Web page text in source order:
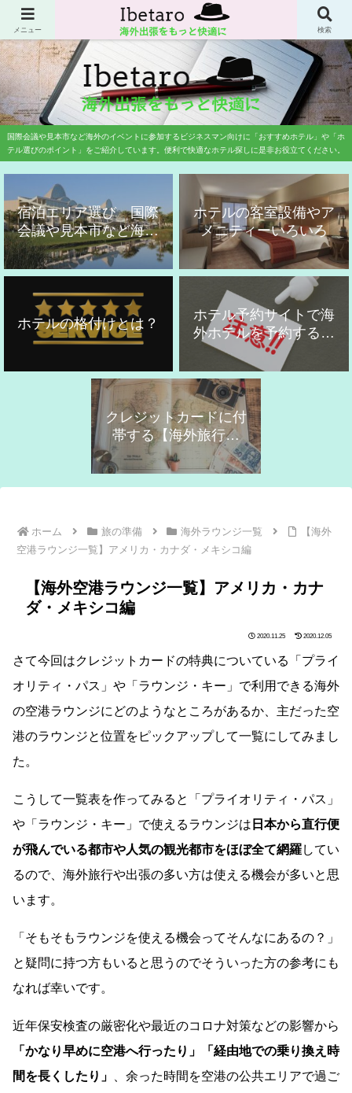
業務渡航専門の旅行会社に20年勤務歴した旅行のプロが国際会議や国際学会、
展示会、見本市などのイベント参加者にお勧めのホテルをご紹介しています。
国際会議や見本市など海外のイベントに参加するビジネスマン向けに「おすすめホテル」や「ホ
テル選びのポイント」をご紹介しています。便利で快適なホテル探しに是非お役立てください。
宿泊エリア選び 国際
会議や見本市など海外
出張用
ホテルの客室設備やア
メニティーいろいろ
ホテルの格付けとは？
ホテル予約サイトで海
外ホテルを予約する時
の注意点
クレジットカードに付
帯する【海外旅行保
険】の活用！
ホーム 旅の準備 海外ラウンジ一覧
【海外
空港ラウンジ一覧】アメリカ・カナダ・メキシコ編
【海外空港ラウンジ一覧】アメリカ・カナ
ダ・メキシコ編
2020.11.25 2020.12.05
さて今回はクレジットカードの特典についている「プライ
オリティ・パス」や「ラウンジ・キー」で利用できる海外
の空港ラウンジにどのようなところがあるか、主だった空
港のラウンジと位置をピックアップして一覧にしてみまし
た。
こうして一覧表を作ってみると「プライオリティ・パス」
や「ラウンジ・キー」で使えるラウンジは 日本から直行便
が飛んでいる都市や人気の観光都市をほぼ全て網羅してい
るので、海外旅行や出張の多い方は使える機会が多いと思
います。
「そもそもラウンジを使える機会ってそんなにあるの？」
と疑問に持つ方もいると思うのでそういった方の参考にも
なれば幸いです。
近年保安検査の厳密化や最近のコロナ対策などの影響から
「かなり早めに空港へ行ったり」「経由地での乗り換え時
間を長くしたり」
、余った時間を空港の公共エリアで過ご
メニュー 検索